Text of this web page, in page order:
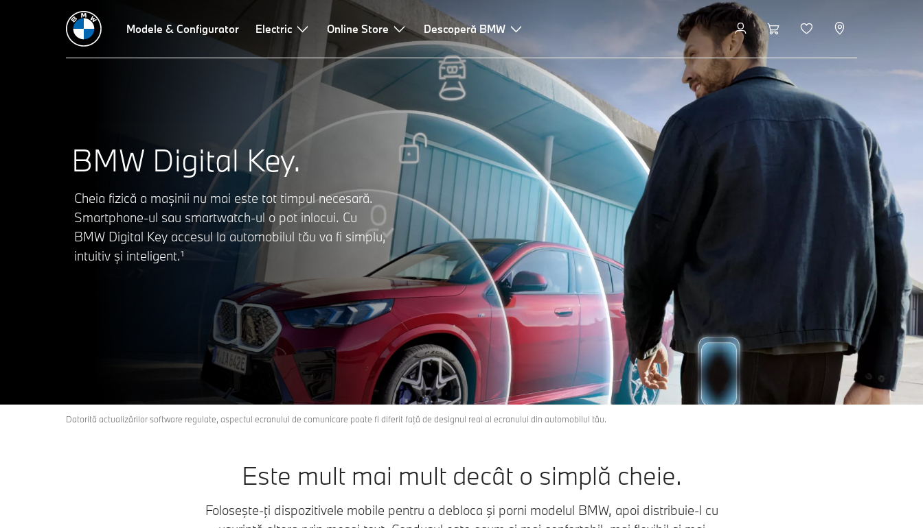
Modele & Configurator Electric Online Store Descoperă BMW
BMW Digital Key.
Cheia fizică a mașinii nu mai este tot timpul necesară.
Smartphone-ul sau smartwatch-ul o pot inlocui. Cu
BMW Digital Key accesul la automobilul tău va fi simplu,
intuitiv și inteligent.¹
Datorită actualizărilor software regulate, aspectul ecranului de comunicare poate fi diferit faţă de designul real al ecranului din automobilul tău.
BMW Digital Key Beneficii Digital Key vs. Digital Key Plus Întrebări frecvente Mai multe servicii digitale
Este mult mai mult decât o simplă cheie.
Foloseşte-ţi dispozitivele mobile pentru a debloca şi porni modelul BMW, apoi distribuie-l cu